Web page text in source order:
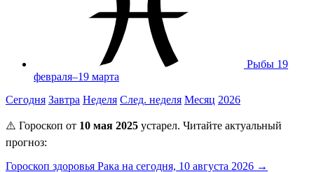
Рыбы 19
февраля–19 марта
Сегодня Завтра Неделя След. неделя Месяц 2026
⚠️ Гороскоп от 10 мая 2025 устарел. Читайте актуальный
прогноз:
Гороскоп здоровья Рака на сегодня, 10 августа 2026 →